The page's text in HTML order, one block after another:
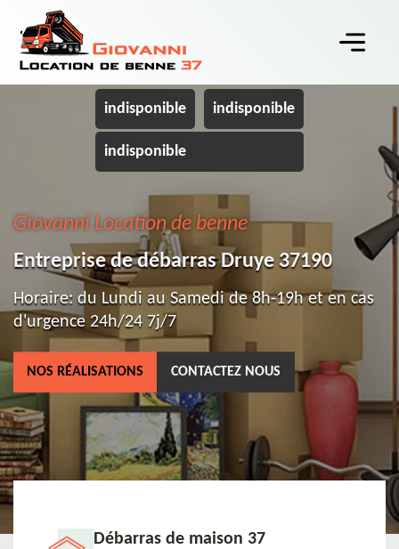
indisponible indisponible
indisponible
Giovanni Location de benne
Entreprise de débarras Druye 37190
Horaire: du Lundi au Samedi de 8h-19h et en cas
d'urgence 24h/24 7j/7
NOS RÉALISATIONS CONTACTEZ NOUS
Débarras de maison 37